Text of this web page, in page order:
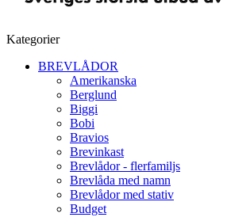
Kategorier
BREVLÅDOR
Amerikanska
Berglund
Biggi
Bobi
Bravios
Brevinkast
Brevlådor - flerfamiljs
Brevlåda med namn
Brevlådor med stativ
Budget